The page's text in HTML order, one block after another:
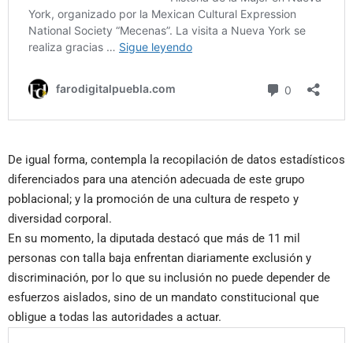
De igual forma, contempla la recopilación de datos estadísticos
diferenciados para una atención adecuada de este grupo
poblacional; y la promoción de una cultura de respeto y
diversidad corporal.
En su momento, la diputada destacó que más de 11 mil
personas con talla baja enfrentan diariamente exclusión y
discriminación, por lo que su inclusión no puede depender de
esfuerzos aislados, sino de un mandato constitucional que
obligue a todas las autoridades a actuar.